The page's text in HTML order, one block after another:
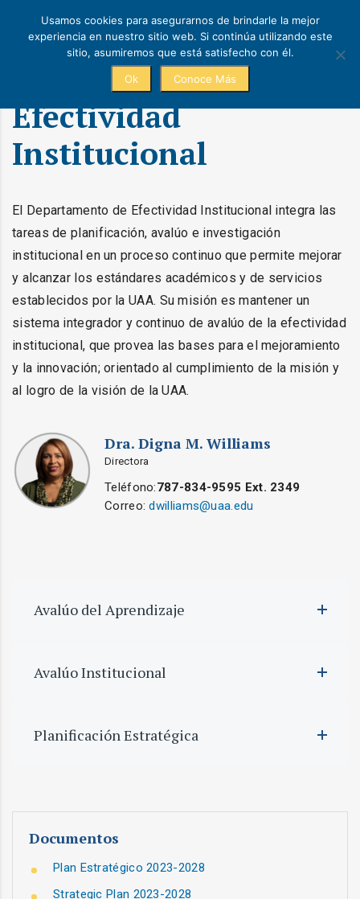
Efectividad
Institucional
El Departamento de Efectividad Institucional integra las
tareas de planificación, avalúo e investigación
institucional en un proceso continuo que permite mejorar
y alcanzar los estándares académicos y de servicios
establecidos por la UAA. Su misión es mantener un
sistema integrador y continuo de avalúo de la efectividad
institucional, que provea las bases para el mejoramiento
y la innovación; orientado al cumplimiento de la misión y
al logro de la visión de la UAA.
Dra. Digna M. Williams
Directora
Teléfono:787-834-9595 Ext. 2349
Correo: dwilliams@uaa.edu
Avalúo del Aprendizaje
Avalúo Institucional
Planificación Estratégica
Documentos
Plan Estratégico 2023-2028
Strategic Plan 2023-2028
Usamos cookies para asegurarnos de brindarle la mejor
experiencia en nuestro sitio web. Si continúa utilizando este
sitio, asumiremos que está satisfecho con él.
Ok Conoce Más